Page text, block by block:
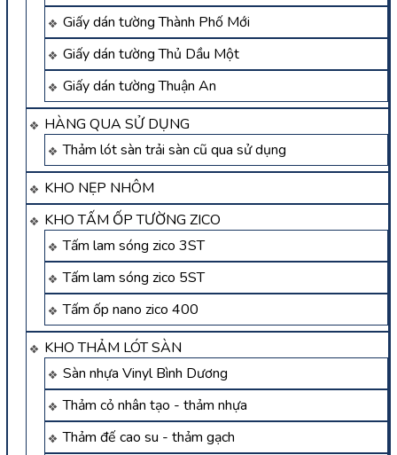
Giấy dán tường Thành Phố Mới
Giấy dán tường Thủ Dầu Một
Giấy dán tường Thuận An
HÀNG QUA SỬ DỤNG
Thảm lót sàn trải sàn cũ qua sử dụng
KHO NẸP NHÔM
KHO TẤM ỐP TƯỜNG ZICO
Tấm lam sóng zico 3ST
Tấm lam sóng zico 5ST
Tấm ốp nano zico 400
KHO THẢM LÓT SÀN
Sàn nhựa Vinyl Bình Dương
Thảm cỏ nhân tạo - thảm nhựa
Thảm đế cao su - thảm gạch